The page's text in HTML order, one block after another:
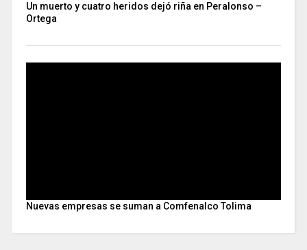
Un muerto y cuatro heridos dejó riña en Peralonso –
Ortega
Nuevas empresas se suman a Comfenalco Tolima